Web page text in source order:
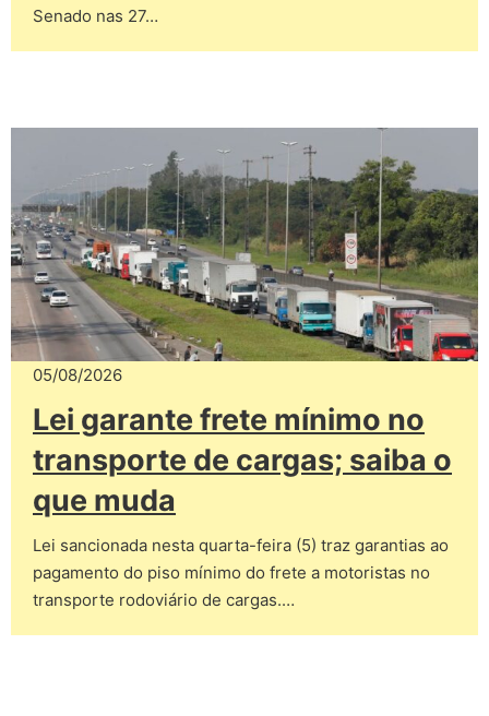
Senado nas 27…
05/08/2026
Lei garante frete mínimo no
transporte de cargas; saiba o
que muda
Lei sancionada nesta quarta-feira (5) traz garantias ao
pagamento do piso mínimo do frete a motoristas no
transporte rodoviário de cargas.…